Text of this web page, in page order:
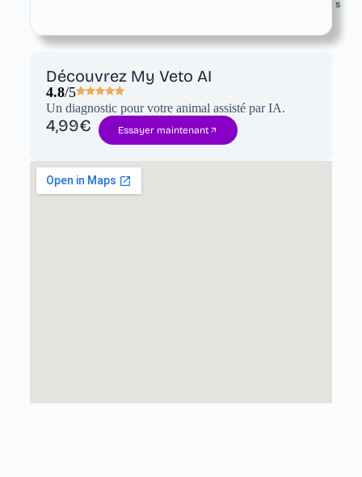
s
Découvrez My Veto AI
4.8/5
Un diagnostic pour votre animal assisté par IA.
4,99€ Essayer maintenant